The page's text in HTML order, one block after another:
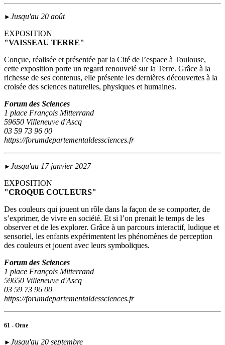
► Jusqu'au 20 août
EXPOSITION
"VAISSEAU TERRE"
Conçue, réalisée et présentée par la Cité de l’espace à Toulouse,
cette exposition porte un regard renouvelé sur la Terre. Grâce à la
richesse de ses contenus, elle présente les dernières découvertes à la
croisée des sciences naturelles, physiques et humaines.
Forum des Sciences
1 place François Mitterrand
59650 Villeneuve d'Ascq
03 59 73 96 00
https://forumdepartementaldessciences.fr
► Jusqu'au 17 janvier 2027
EXPOSITION
"CROQUE COULEURS"
Des couleurs qui jouent un rôle dans la façon de se comporter, de
s’exprimer, de vivre en société. Et si l’on prenait le temps de les
observer et de les explorer. Grâce à un parcours interactif, ludique et
sensoriel, les enfants expérimentent les phénomènes de perception
des couleurs et jouent avec leurs symboliques.
Forum des Sciences
1 place François Mitterrand
59650 Villeneuve d'Ascq
03 59 73 96 00
https://forumdepartementaldessciences.fr
61 - Orne
► Jusqu'au 20 septembre